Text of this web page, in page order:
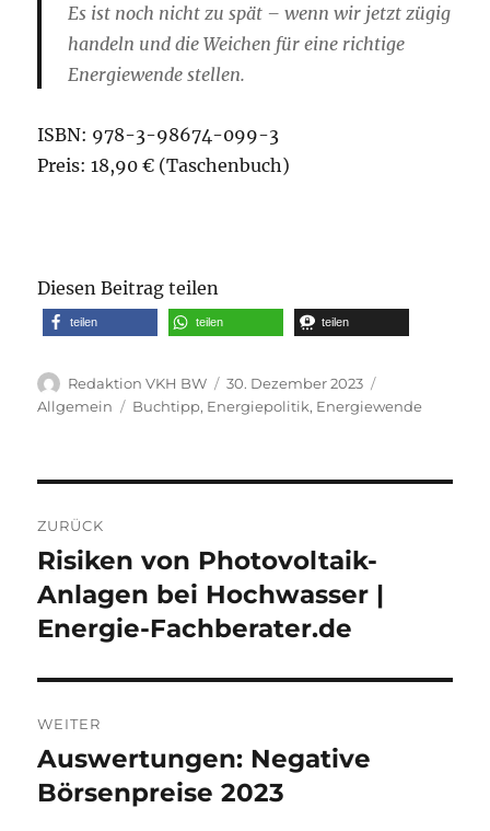
Es ist noch nicht zu spät – wenn wir jetzt zügig
handeln und die Weichen für eine richtige
Energiewende stellen.
ISBN: 978-3-98674-099-3
Preis: 18,90 € (Taschenbuch)
Diesen Beitrag teilen
teilen teilen teilen
Autor
Redaktion VKH BW
Veröffentlicht
am
30. Dezember 2023
Allgemein
Schlagwörter
Buchtipp, Energiepolitik, Energiewende
ZURÜCK
Vorheriger
Beitrag:
Risiken von Photovoltaik-
Anlagen bei Hochwasser |
Energie-Fachberater.de
WEITER
Nächster
Beitrag:
Auswertungen: Negative
Börsenpreise 2023